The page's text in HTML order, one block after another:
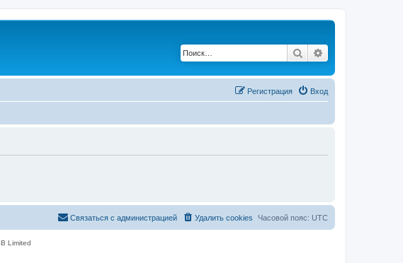
Поиск
Вход
Регистрация
Часовой пояс: UTC
Удалить cookies
Связаться с администрацией
Limited